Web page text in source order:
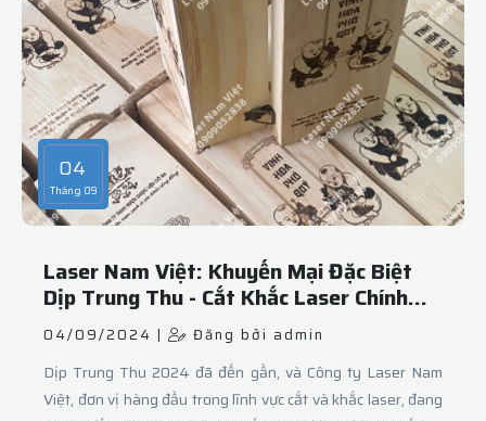
04
Tháng 09
Laser Nam Việt: Khuyến Mại Đặc Biệt
Dịp Trung Thu - Cắt Khắc Laser Chính
Xác và Sáng Tạo
04/09/2024 | Đăng bởi admin
Dịp Trung Thu 2024 đã đến gần, và Công ty Laser Nam
Việt, đơn vị hàng đầu trong lĩnh vực cắt và khắc laser, đang